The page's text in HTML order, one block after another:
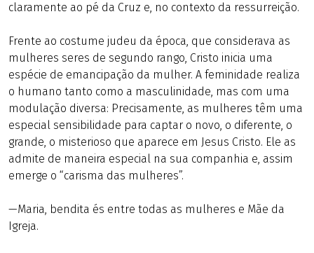
claramente ao pé da Cruz e, no contexto da ressurreição.
Frente ao costume judeu da época, que considerava as
mulheres seres de segundo rango, Cristo inicia uma
espécie de emancipação da mulher. A feminidade realiza
o humano tanto como a masculinidade, mas com uma
modulação diversa: Precisamente, as mulheres têm uma
especial sensibilidade para captar o novo, o diferente, o
grande, o misterioso que aparece em Jesus Cristo. Ele as
admite de maneira especial na sua companhia e, assim
emerge o “carisma das mulheres”.
—Maria, bendita és entre todas as mulheres e Mãe da
Igreja.